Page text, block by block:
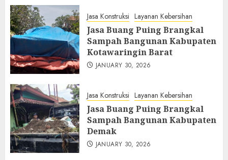
Jasa Konstruksi Layanan Kebersihan
Jasa Buang Puing Brangkal
Sampah Bangunan Kabupaten
Kotawaringin Barat
JANUARY 30, 2026
Jasa Konstruksi Layanan Kebersihan
Jasa Buang Puing Brangkal
Sampah Bangunan Kabupaten
Demak
JANUARY 30, 2026